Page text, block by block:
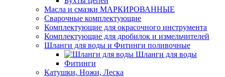
Масла и смазки МАРКИРОВАННЫЕ
Сварочные комплектующие
Комплектующие для окрасочного инструмента
Комплектующие для дробилок и измельчителей
Шланги для воды и Фитинги поливочные
Шланги для воды
Фитинги
Катушки, Ножи, Леска